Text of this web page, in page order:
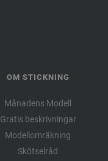
OM STICKNING
Månadens Modell
Gratis beskrivningar
Modellomräkning
Skötselråd